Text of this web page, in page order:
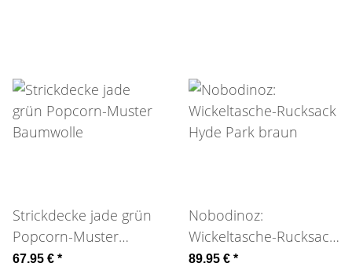
Strickdecke jade grün
Popcorn-Muster
Baumwolle
67,95 € *
Nobodinoz:
Wickeltasche-Rucksack
Hyde Park braun
89,95 € *